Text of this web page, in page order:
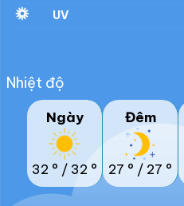
UV
Nhiệt độ
Ngày
32 ° / 32 °
Đêm
27 ° / 27 °